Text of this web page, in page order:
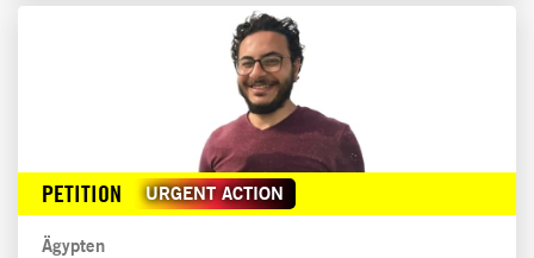
PETITION URGENT ACTION
Ägypten